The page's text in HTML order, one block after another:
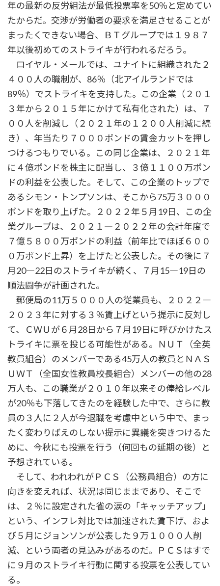
年の最新の反労組法が最低投票率を50％と定めてい
たからだ。交渉が労働者の要求を満足させることが
まったくできない場合、ＢＴグループでは１９８７
年以後初めてのストライキが行われるだろう。
ロイヤル・メールでは、ユナイトに組織された２
４００人の職制が、86％（北アイルランドでは
89％）でストライキを支持した。この企業（２０１
３年から２０１５年にかけて私有化された）は、７
００人を削減し（２０２１年の１２００人削減に続
き）、年当たり７０００ポンドの賃金カットを押し
つけるつもりでいる。この同じ企業は、２０２１年
に４億ポンドを株主に配当し、３億１１００万ポン
ドの利益を公表した。そして、この企業のトップで
あるシモン・トンプソンは、そこから75万３０００
ポンドを取り上げた。２０２２年５月19日、この企
業グループは、２０２１―２０２２年の会計年度で
７億５８００万ポンドの利益（前年比でほぼ６００
０万ポンド上昇）を上げたと公表した。その後に７
月20―22日のストライキが続く、７月15―19日の
順法闘争が計画された。
郵便局の11万５０００人の従業員も、２０２２―
２０２３年に対する３％賃上げという提示に反対し
て、ＣＷＵが６月28日から７月19日に呼びかけたス
トライキに票を投じる可能性がある。ＮＵＴ（全英
教員組合）のメンバーである45万人の教員とＮＡＳ
ＵＷＴ（全国女性教員校長組合）メンバーの他の28
万人も、この職業が２０１０年以来その俸給レベル
が20％も下落してきたのを経験した中で、さらに教
員の３人に２人が今退職を考慮中という中で、まっ
たく変わりばえのしない提示に異議を突きつけるた
めに、今秋にも投票を行う（何回もの延期の後）と
予想されている。
そして、われわれがＰＣＳ（公務員組合）の方に
向きを変えれば、状況は同じままであり、そこで
は、２％に設定された雀の涙の「キャッチアップ」
という、インフレ対比では加速された賃下げ、およ
び５月にジョンソンが公表した９万１０００人削
減、という両者の見込みがあるのだ。ＰＣＳはすで
に９月のストライキ行動に関する投票を公表してい
る。